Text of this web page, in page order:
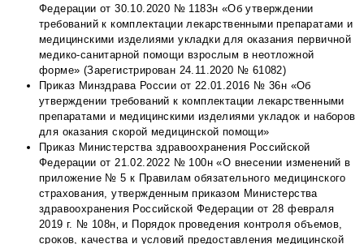
Федерации от 30.10.2020 № 1183н «Об утверждении
требований к комплектации лекарственными препаратами и
медицинскими изделиями укладки для оказания первичной
медико-санитарной помощи взрослым в неотложной
форме» (Зарегистрирован 24.11.2020 № 61082)
Приказ Минздрава России от 22.01.2016 № 36н «Об
утверждении требований к комплектации лекарственными
препаратами и медицинскими изделиями укладок и наборов
для оказания скорой медицинской помощи»
Приказ Министерства здравоохранения Российской
Федерации от 21.02.2022 № 100н «О внесении изменений в
приложение № 5 к Правилам обязательного медицинского
страхования, утвержденным приказом Министерства
здравоохранения Российской Федерации от 28 февраля
2019 г. № 108н‚ и Порядок проведения контроля объемов,
сроков, качества и условий предоставления медицинской